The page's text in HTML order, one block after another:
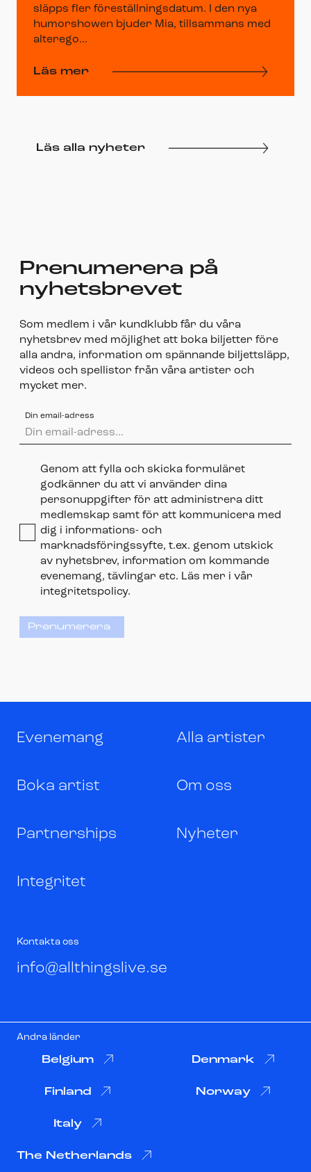
släpps fler föreställningsdatum. I den nya
humorshowen bjuder Mia, tillsammans med
alterego...
Läs mer
Läs alla nyheter
Prenumerera på
nyhetsbrevet
Som medlem i vår kundklubb får du våra
nyhetsbrev med möjlighet att boka biljetter före
alla andra, information om spännande biljettsläpp,
videos och spellistor från våra artister och
mycket mer.
Din email-adress
Genom att fylla och skicka formuläret
godkänner du att vi använder dina
personuppgifter för att administrera ditt
medlemskap samt för att kommunicera med
dig i informations- och
marknadsföringssyfte, t.ex. genom utskick
av nyhetsbrev, information om kommande
evenemang, tävlingar etc. Läs mer i vår
integritetspolicy.
Prenumerera
Evenemang Alla artister
Boka artist Om oss
Partnerships Nyheter
Integritet
Kontakta oss
info@allthingslive.se
Andra länder
Belgium Denmark
Finland Norway
Italy
The Netherlands